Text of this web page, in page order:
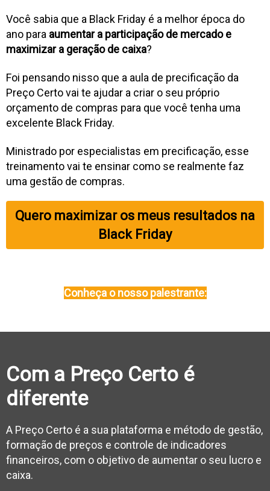
Você sabia que a Black Friday é a melhor época do
ano para aumentar a participação de mercado e
maximizar a geração de caixa?
Foi pensando nisso que a aula de precificação da
Preço Certo vai te ajudar a criar o seu próprio
orçamento de compras para que você tenha uma
excelente Black Friday.
Ministrado por especialistas em precificação, esse
treinamento vai te ensinar como se realmente faz
uma gestão de compras.
Quero maximizar os meus resultados na
Black Friday
Conheça o nosso palestrante:
Com a Preço Certo é
diferente
A Preço Certo é a sua plataforma e método de gestão,
formação de preços e controle de indicadores
financeiros, com o objetivo de aumentar o seu lucro e
caixa.